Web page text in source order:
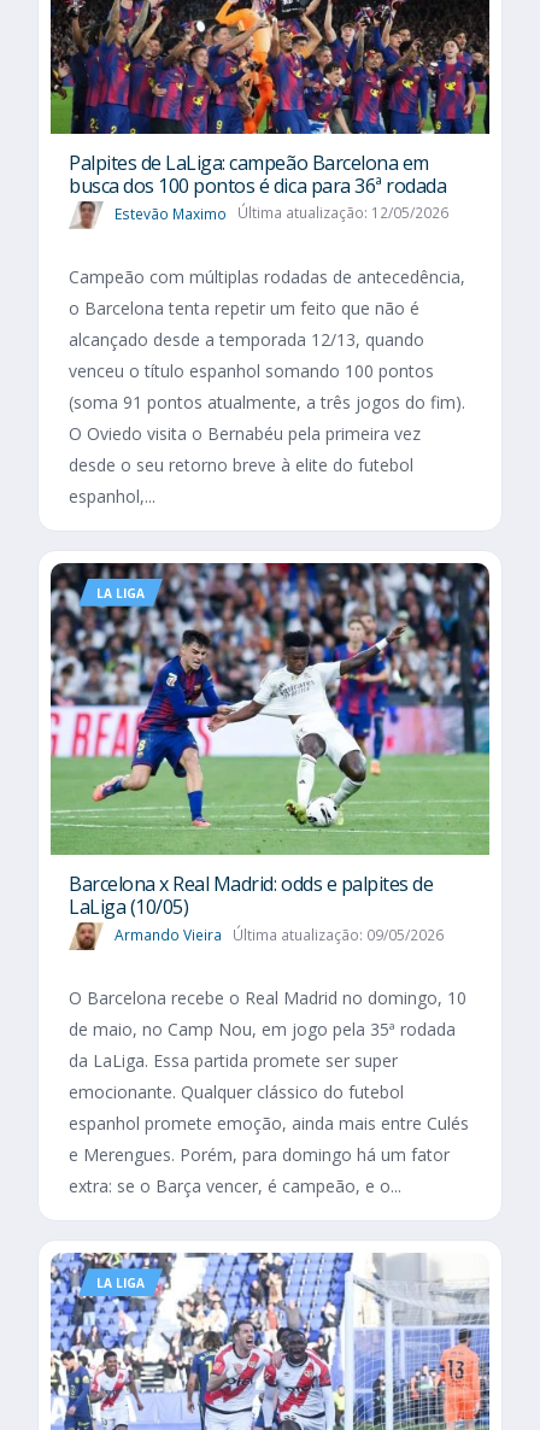
Palpites de LaLiga: campeão Barcelona em
busca dos 100 pontos é dica para 36ª rodada
Estevão Maximo Última atualização: 12/05/2026
Campeão com múltiplas rodadas de antecedência,
o Barcelona tenta repetir um feito que não é
alcançado desde a temporada 12/13, quando
venceu o título espanhol somando 100 pontos
(soma 91 pontos atualmente, a três jogos do fim).
O Oviedo visita o Bernabéu pela primeira vez
desde o seu retorno breve à elite do futebol
espanhol,...
LA LIGA
Barcelona x Real Madrid: odds e palpites de
LaLiga (10/05)
Armando Vieira Última atualização: 09/05/2026
O Barcelona recebe o Real Madrid no domingo, 10
de maio, no Camp Nou, em jogo pela 35ª rodada
da LaLiga. Essa partida promete ser super
emocionante. Qualquer clássico do futebol
espanhol promete emoção, ainda mais entre Culés
e Merengues. Porém, para domingo há um fator
extra: se o Barça vencer, é campeão, e o...
LA LIGA